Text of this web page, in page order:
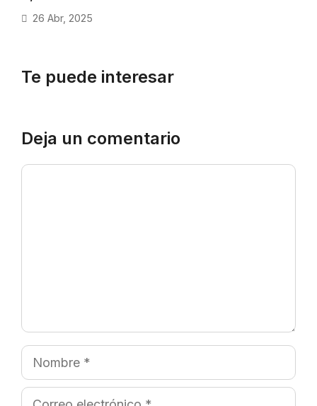
26 Abr, 2025
Te puede interesar
Deja un comentario
Comentario
Nombre
Correo